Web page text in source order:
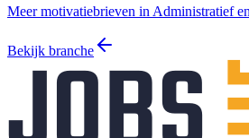
Meer motivatiebrieven in Administratief
Bekijk branche